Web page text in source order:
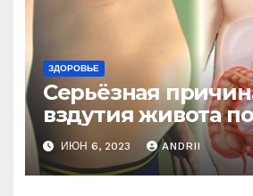
ЗДОРОВЬЕ
Серьёзная
вздутия живота
лет. Многие
это внимание,
становится
ИЮН 6, 2023 ANDRII